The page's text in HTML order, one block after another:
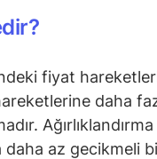
fiyat
daha
Ağırlıklandırma
daha az gecikmeli